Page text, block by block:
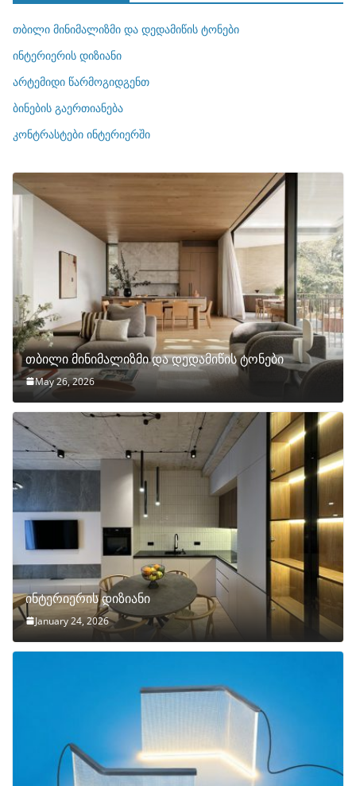
ო
რ
ბ
ი
თბილი მინიმალიზმი და დედამიწის ტონები
ინტერიერის დიზიანი
არტემიდი წარმოგიდგენთ
ბინების გაერთიანება
კონტრასტები ინტერიერში
თბილი მინიმალიზმი და დედამიწის ტონები
May 26, 2026
ინტერიერის დიზიანი
January 24, 2026